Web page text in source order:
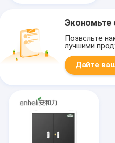
Экономьте
Позвольте
лучшими
Дайте